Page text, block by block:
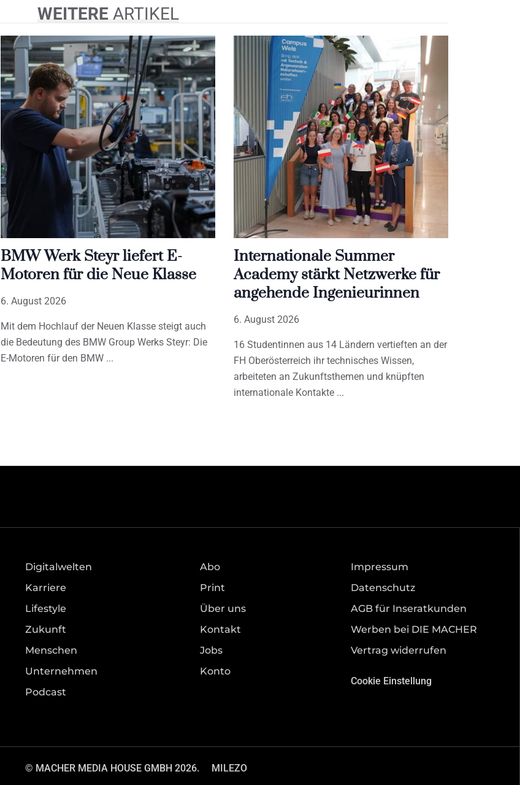
WEITEREARTIKEL
BMW Werk Steyr liefert E-
Motoren für die Neue Klasse
6. August 2026
Mit dem Hochlauf der Neuen Klasse steigt auch
die Bedeutung des BMW Group Werks Steyr: Die
E-Motoren für den BMW
Internationale Summer
Academy stärkt Netzwerke für
angehende Ingenieurinnen
6. August 2026
16 Studentinnen aus 14 Ländern vertieften an der
FH Oberösterreich ihr technisches Wissen,
arbeiteten an Zukunftsthemen und knüpften
internationale Kontakte
Digitalwelten
Karriere
Lifestyle
Zukunft
Menschen
Unternehmen
Podcast
Abo
Print
Über uns
Kontakt
Jobs
Konto
Impressum
Datenschutz
AGB für Inseratkunden
Werben bei DIE MACHER
Vertrag widerrufen
Cookie Einstellung
© MACHER MEDIA HOUSE GMBH 2026. MILEZO